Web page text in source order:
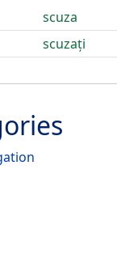
scuza
scuzați